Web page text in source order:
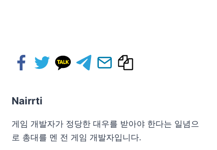
Nairrti
게임 개발자가 정당한 대우를 받아야 한다는 일념으
로 총대를 멘 전 게임 개발자입니다.